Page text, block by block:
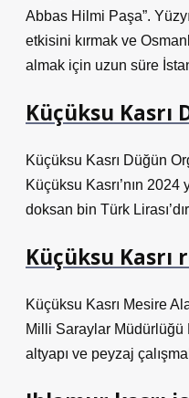
Abbas Hilmi Paşa”.
etkisini kırmak ve
almak için uzun süre
Küçüksu Kasrı
Küçüksu Kasrı Düğün
Küçüksu Kasrı’nın
doksan bin Türk
Küçüksu Kasrı
Küçüksu Kasrı Mesire
Milli Saraylar Müdürlüğü
altyapı ve peyzaj